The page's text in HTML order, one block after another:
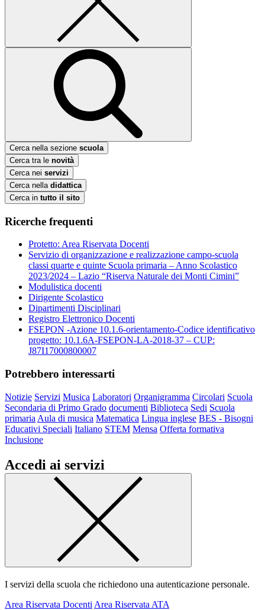
Cerca nella sezione scuola
Cerca tra le novità
Cerca nei servizi
Cerca nella didattica
Cerca in tutto il sito
Ricerche frequenti
Protetto: Area Riservata Docenti
Servizio di organizzazione e realizzazione campo-scuola
classi quarte e quinte Scuola primaria – Anno Scolastico
2023/2024 – Lazio “Riserva Naturale dei Monti Cimini”
Modulistica docenti
Dirigente Scolastico
Dipartimenti Disciplinari
Registro Elettronico Docenti
FSEPON -Azione 10.1.6-orientamento-Codice identificativo
progetto: 10.1.6A-FSEPON-LA-2018-37 – CUP:
J87I17000800007
Potrebbero interessarti
Notizie Servizi Musica Laboratori Organigramma Circolari Scuola
Secondaria di Primo Grado documenti Biblioteca Sedi Scuola
primaria Aula di musica Matematica Lingua inglese BES - Bisogni
Educativi Speciali Italiano STEM Mensa Offerta formativa
Inclusione
Accedi ai servizi
I servizi della scuola che richiedono una autenticazione personale.
Area Riservata Docenti Area Riservata ATA